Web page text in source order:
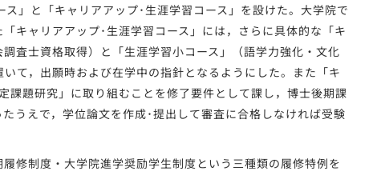
」と「キャリアアップ･生涯学習コース」を設けた。大学院で
キャリアアップ･生涯学習コース」には，さらに具体的な「キ
査士資格取得）と「生涯学習小コース」（語学力強化・文化
て，出願時および在学中の指針となるようにした。また「キ
課題研究」に取り組むことを修了要件として課し，博士後期課
うえで，学位論文を作成･提出して審査に合格しなければ受験
修制度・大学院進学奨励学生制度という三種類の履修特例を